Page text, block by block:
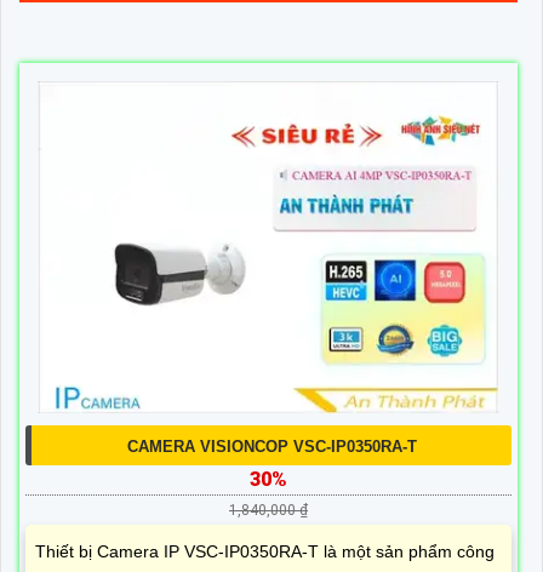
CAMERA VISIONCOP VSC-IP0350RA-T
30%
1,840,000 ₫
Thiết bị Camera IP VSC-IP0350RA-T là một sản phẩm công